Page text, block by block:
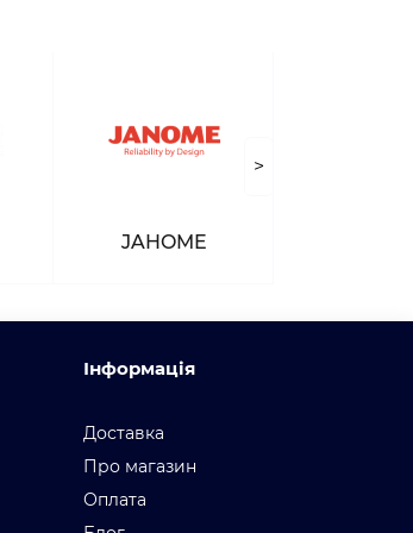
JAHOME
>
Інформація
Доставка
Про магазин
Оплата